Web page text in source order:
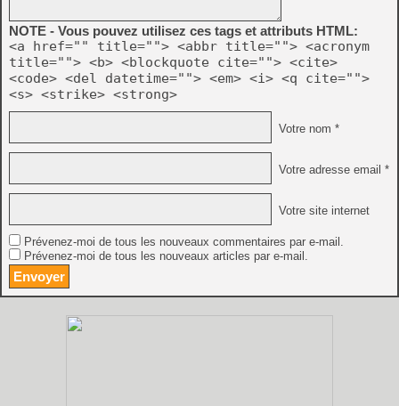
NOTE - Vous pouvez utilisez ces tags et attributs HTML:
<a href="" title=""> <abbr title=""> <acronym
title=""> <b> <blockquote cite=""> <cite>
<code> <del datetime=""> <em> <i> <q cite="">
<s> <strike> <strong>
Votre nom *
Votre adresse email *
Votre site internet
Prévenez-moi de tous les nouveaux commentaires par e-mail.
Prévenez-moi de tous les nouveaux articles par e-mail.